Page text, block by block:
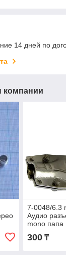
14 дней по
компании
7-0048/6.3
Аудио
mono папа
300₸